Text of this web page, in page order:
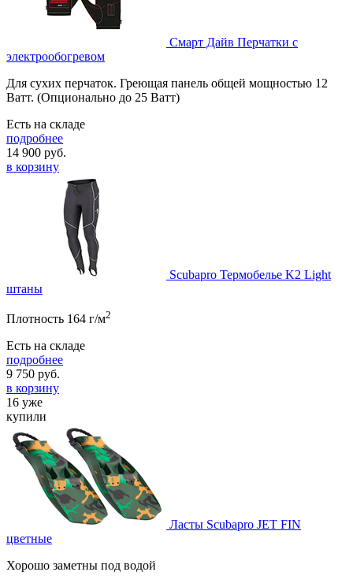
Смарт Дайв Перчатки с
электрообогревом
Для сухих перчаток. Греющая панель общей мощностью 12
Ватт. (Опционально до 25 Ватт)
Есть на складе
подробнее
14 900 руб.
в корзину
Scubapro Термобелье K2 Light
штаны
Плотность 164 г/м2
Есть на складе
подробнее
9 750 руб.
в корзину
16 уже
купили
Ласты Scubapro JET FIN
цветные
Хорошо заметны под водой